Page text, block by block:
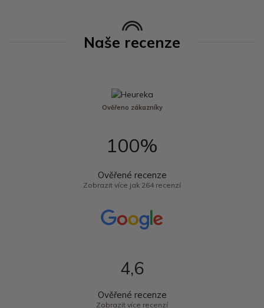
Naše recenze
Ověřeno zákazníky
100%
Ověřené recenze
Zobrazit více jak 264 recenzí
4,6
Ověřené recenze
Zobrazit více recenzí